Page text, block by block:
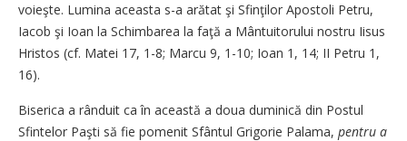
voieşte. Lumina aceasta s-a arătat şi Sfinţilor Apostoli Petru,
Iacob şi Ioan la Schimbarea la faţă a Mântuitorului nostru Iisus
Hristos (cf. Matei 17, 1-8; Marcu 9, 1-10; Ioan 1, 14; II Petru 1,
16).
Biserica a rânduit ca în această a doua duminică din Postul
Sfintelor Paşti să fie pomenit Sfântul Grigorie Palama, pentru a